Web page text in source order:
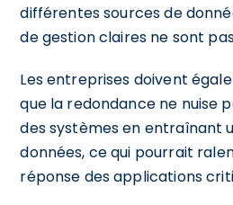
différentes sources de
de gestion claires ne sont
Les entreprises doivent
que la redondance ne nuise
des systèmes en entraînant
données, ce qui pourrait
réponse des applications